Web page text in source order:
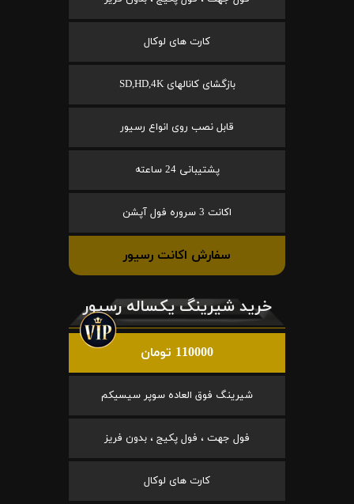
کارت های لوکال
بازگشای کانالهای SD,HD,4K
قابل نصب روی انواع رسیور
پشتیبانی 24 ساعته
اکانت 3 سروره فول آپشن
سفارش اکانت رسیور
خرید شیرینگ یکساله رسیور
110000 تومان
شیرینگ فوق العاده سوپر سیسیکم
فول جهت ، فول پکیج ، بدون فریز
کارت های لوکال